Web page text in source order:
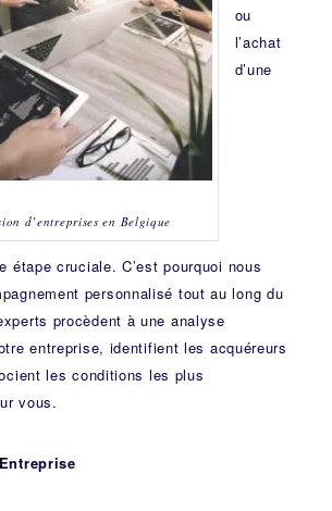
d’entreprises en Belgique
ou
l’achat
d’une
étape cruciale. C’est pourquoi nous
personnalisé tout au long du
procèdent à une analyse
entreprise, identifient les acquéreurs
les conditions les plus
vous.